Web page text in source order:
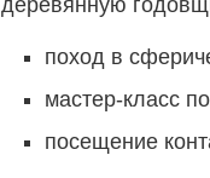
деревянную
поход в
мастер-класс
посещение